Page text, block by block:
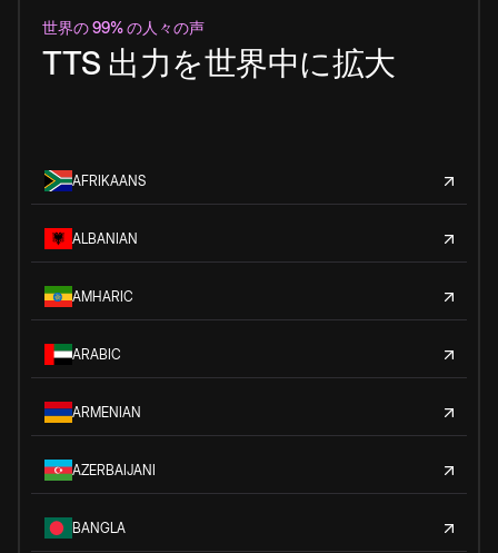
世界の 99% の人々の声
TTS 出力を世界中に拡大
AFRIKAANS
ALBANIAN
AMHARIC
ARABIC
ARMENIAN
AZERBAIJANI
BANGLA